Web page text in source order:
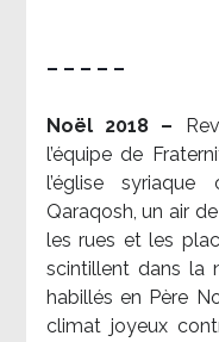
– – – – –
Noël 2018 –
l’équipe de
l’église
Qaraqosh, un air
les rues et les
scintillent dans la
habillés en Père
climat joyeux